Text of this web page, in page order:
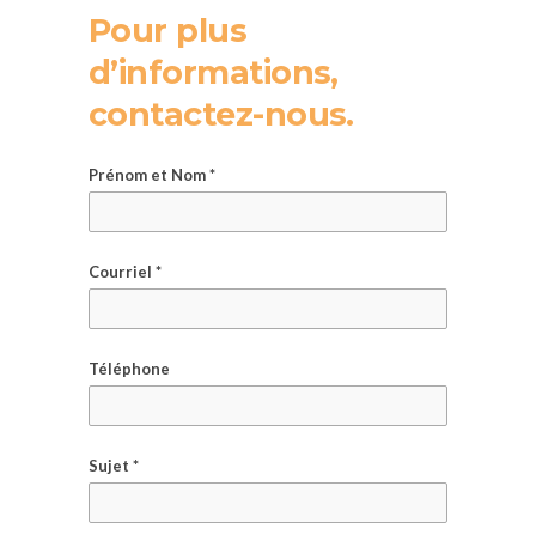
Pour plus
d’informations,
contactez-nous.
Prénom et Nom *
Courriel *
Téléphone
Sujet *